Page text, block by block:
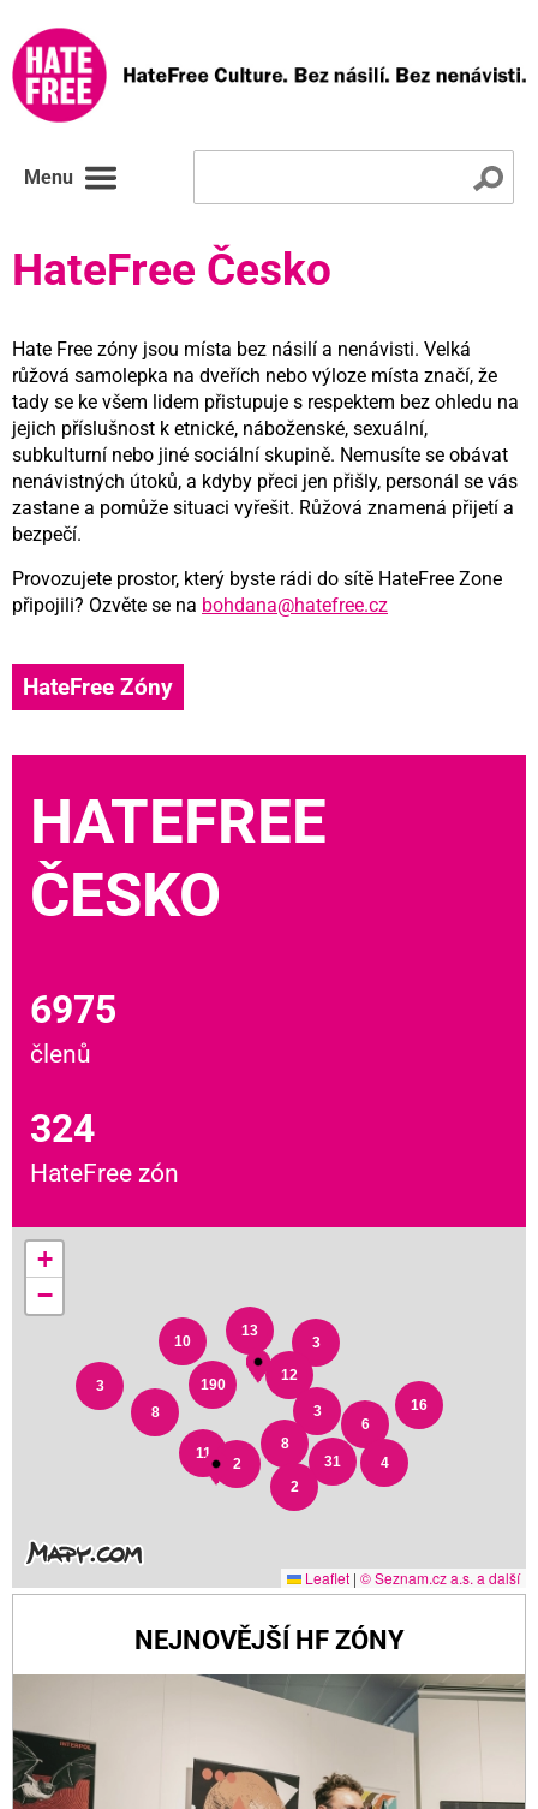
Menu
HateFree Česko
Hate Free zóny jsou místa bez násilí a nenávisti. Velká
růžová samolepka na dveřích nebo výloze místa značí, že
tady se ke všem lidem přistupuje s respektem bez ohledu na
jejich příslušnost k etnické, náboženské, sexuální,
subkulturní nebo jiné sociální skupině. Nemusíte se obávat
nenávistných útoků, a kdyby přeci jen přišly, personál se vás
zastane a pomůže situaci vyřešit. Růžová znamená přijetí a
bezpečí.
Provozujete prostor, který byste rádi do sítě HateFree Zone
připojili? Ozvěte se na bohdana@hatefree.cz
HateFree Zóny
HATEFREE
ČESKO
6975
členů
324
HateFree zón
3
2
16
2
6
4
8
31
3
3
13
12
10
8
11
190
+
−
Leaflet | © Seznam.cz a.s. a další
NEJNOVĚJŠÍ HF ZÓNY